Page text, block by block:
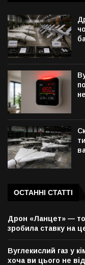
ОСТАННІ СТАТТІ
Дрон «Ланцет» —
зробила ставку на
Вуглекислий газ у
хоча ви цього не